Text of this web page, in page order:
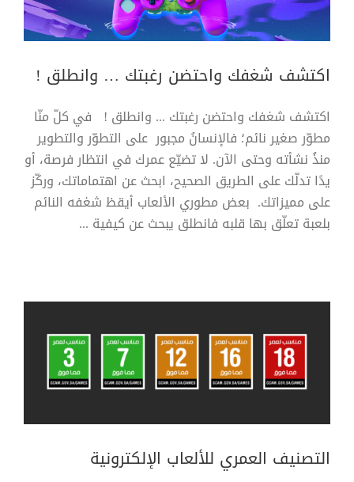
اكتشف شغفك واحتضن رغبتك … وانطلق !
اكتشف شغفك واحتضن رغبتك ... وانطلق ! في كلّ منّا
مطوّر صغير نائم؛ فالإنسانُ مجبور على التطوّر والتطوير
منذُ نشأته وحتى الآن. لا تضيّع عمرك في انتظار فرصة، أو
يدًا تدلّك على الطريق الصحيح، ابحث عن اهتماماتك، وركّز
على مميزاتك. بعض مطوري الألعاب أيقظ شغفه النائم
بلعبة تعلّق بها قلبه فانطلق يبحث عن كيفية ...
التصنيف العمري للألعاب الإلكترونية